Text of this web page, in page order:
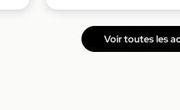
Voir toutes les